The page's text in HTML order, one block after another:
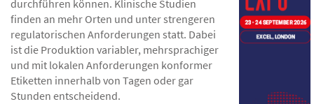
durchführen können. Klinische Studien
finden an mehr Orten und unter strengeren
regulatorischen Anforderungen statt. Dabei
ist die Produktion variabler, mehrsprachiger
und mit lokalen Anforderungen konformer
Etiketten innerhalb von Tagen oder gar
Stunden entscheidend.